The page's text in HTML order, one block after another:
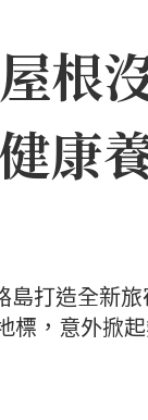
根
康
打造全新
，意外掀起